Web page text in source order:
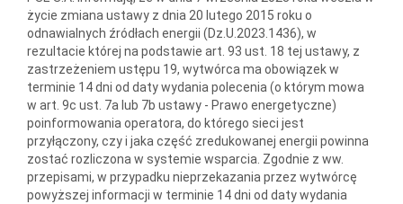
życie zmiana ustawy z dnia 20 lutego 2015 roku o
odnawialnych źródłach energii (Dz.U.2023.1436), w
rezultacie której na podstawie art. 93 ust. 18 tej ustawy, z
zastrzeżeniem ustępu 19, wytwórca ma obowiązek w
terminie 14 dni od daty wydania polecenia (o którym mowa
w art. 9c ust. 7a lub 7b ustawy - Prawo energetyczne)
poinformowania operatora, do którego sieci jest
przyłączony, czy i jaka część zredukowanej energii powinna
zostać rozliczona w systemie wsparcia. Zgodnie z ww.
przepisami, w przypadku nieprzekazania przez wytwórcę
powyższej informacji w terminie 14 dni od daty wydania